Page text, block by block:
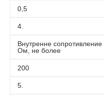
0,5
4.
Внутренне сопротивление
Ом, не более
200
5.